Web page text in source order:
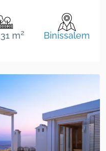
m2 Binissalem